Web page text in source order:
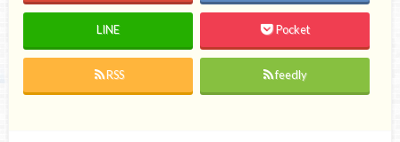
LINE Pocket
RSS feedly